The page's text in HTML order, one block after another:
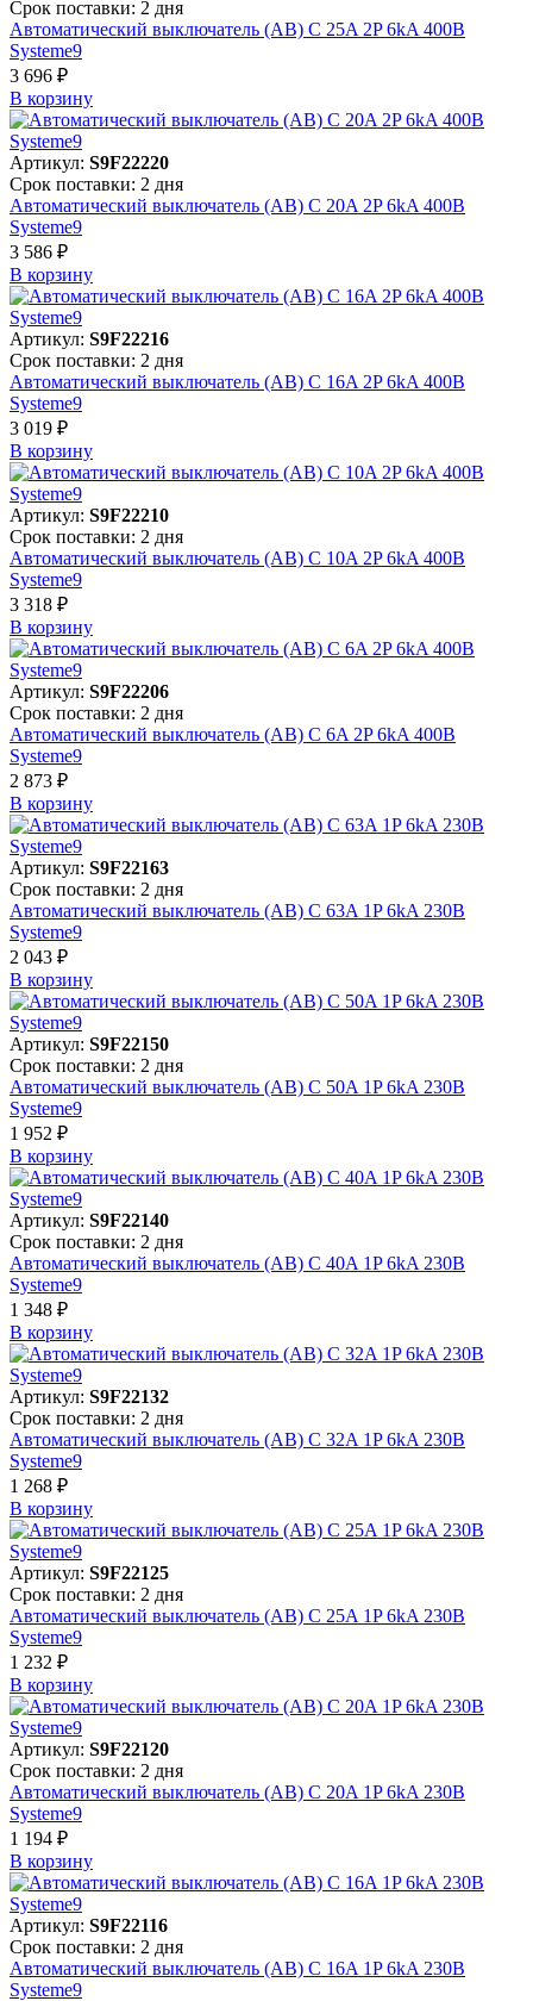
Срок поставки: 2 дня
Автоматический выключатель (АВ) C 25A 2P 6kA 400В
Systeme9
3 696 ₽
В корзинy
Артикул: S9F22220
Срок поставки: 2 дня
Автоматический выключатель (АВ) C 20A 2P 6kA 400В
Systeme9
3 586 ₽
В корзинy
Артикул: S9F22216
Срок поставки: 2 дня
Автоматический выключатель (АВ) C 16A 2P 6kA 400В
Systeme9
3 019 ₽
В корзинy
Артикул: S9F22210
Срок поставки: 2 дня
Автоматический выключатель (АВ) C 10A 2P 6kA 400В
Systeme9
3 318 ₽
В корзинy
Артикул: S9F22206
Срок поставки: 2 дня
Автоматический выключатель (АВ) C 6A 2P 6kA 400В
Systeme9
2 873 ₽
В корзинy
Артикул: S9F22163
Срок поставки: 2 дня
Автоматический выключатель (АВ) C 63A 1P 6kA 230В
Systeme9
2 043 ₽
В корзинy
Артикул: S9F22150
Срок поставки: 2 дня
Автоматический выключатель (АВ) C 50A 1P 6kA 230В
Systeme9
1 952 ₽
В корзинy
Артикул: S9F22140
Срок поставки: 2 дня
Автоматический выключатель (АВ) C 40A 1P 6kA 230В
Systeme9
1 348 ₽
В корзинy
Артикул: S9F22132
Срок поставки: 2 дня
Автоматический выключатель (АВ) C 32A 1P 6kA 230В
Systeme9
1 268 ₽
В корзинy
Артикул: S9F22125
Срок поставки: 2 дня
Автоматический выключатель (АВ) C 25A 1P 6kA 230В
Systeme9
1 232 ₽
В корзинy
Артикул: S9F22120
Срок поставки: 2 дня
Автоматический выключатель (АВ) C 20A 1P 6kA 230В
Systeme9
1 194 ₽
В корзинy
Артикул: S9F22116
Срок поставки: 2 дня
Автоматический выключатель (АВ) C 16A 1P 6kA 230В
Systeme9